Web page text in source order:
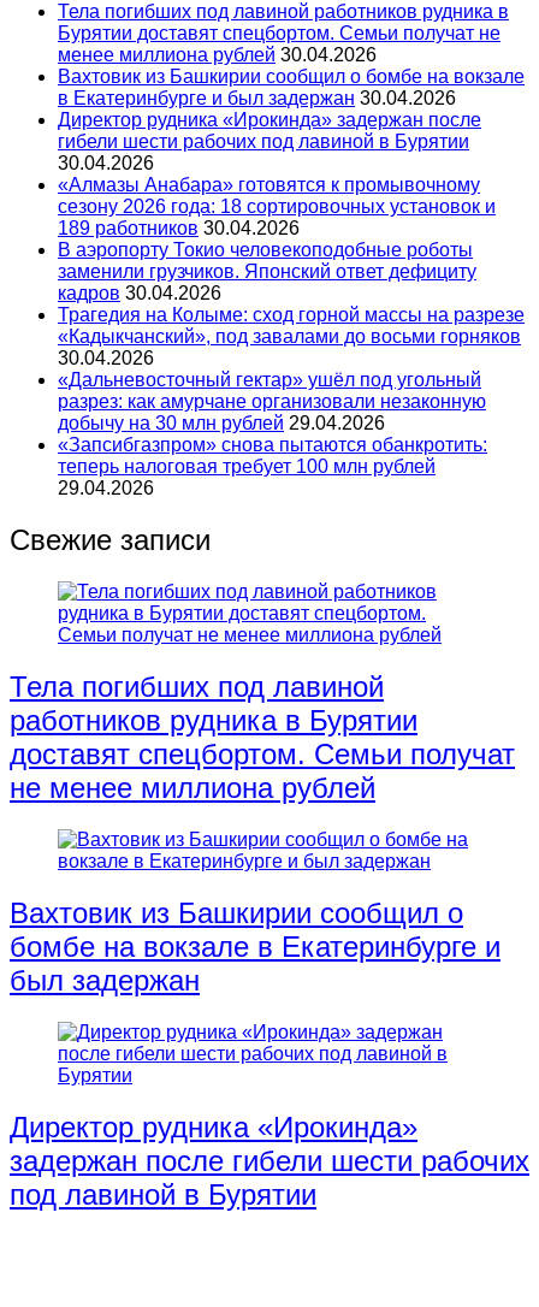
Тела погибших под лавиной работников рудника в
Бурятии доставят спецбортом. Семьи получат не
менее миллиона рублей 30.04.2026
Вахтовик из Башкирии сообщил о бомбе на вокзале
в Екатеринбурге и был задержан 30.04.2026
Директор рудника «Ирокинда» задержан после
гибели шести рабочих под лавиной в Бурятии
30.04.2026
«Алмазы Анабара» готовятся к промывочному
сезону 2026 года: 18 сортировочных установок и
189 работников 30.04.2026
В аэропорту Токио человекоподобные роботы
заменили грузчиков. Японский ответ дефициту
кадров 30.04.2026
Трагедия на Колыме: сход горной массы на разрезе
«Кадыкчанский», под завалами до восьми горняков
30.04.2026
«Дальневосточный гектар» ушёл под угольный
разрез: как амурчане организовали незаконную
добычу на 30 млн рублей 29.04.2026
«Запсибгазпром» снова пытаются обанкротить:
теперь налоговая требует 100 млн рублей
29.04.2026
Свежие записи
Тела погибших под лавиной
работников рудника в Бурятии
доставят спецбортом. Семьи получат
не менее миллиона рублей
Вахтовик из Башкирии сообщил о
бомбе на вокзале в Екатеринбурге и
был задержан
Директор рудника «Ирокинда»
задержан после гибели шести рабочих
под лавиной в Бурятии